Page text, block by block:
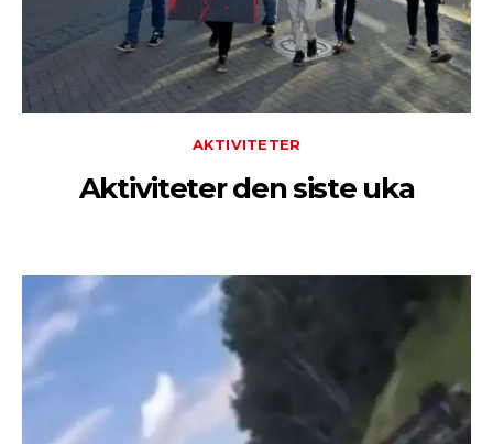
AKTIVITETER
Aktiviteter den siste uka